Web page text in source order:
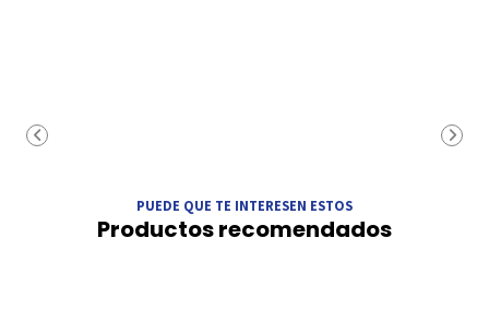
PUEDE QUE TE INTERESEN ESTOS
Productos recomendados